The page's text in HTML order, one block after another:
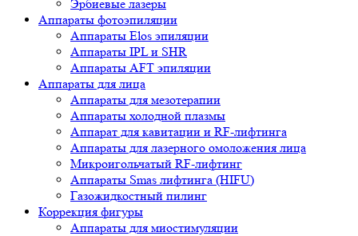
Эрбиевые лазеры
Аппараты фотоэпиляции
Аппараты Elos эпиляции
Аппараты IPL и SHR
Аппараты AFT эпиляции
Аппараты для лица
Аппараты для мезотерапии
Аппараты холодной плазмы
Аппарат для кавитации и RF-лифтинга
Аппараты для лазерного омоложения лица
Микроигольчатый RF-лифтинг
Аппараты Smas лифтинга (HIFU)
Газожидкостный пилинг
Коррекция фигуры
Аппараты для миостимуляции